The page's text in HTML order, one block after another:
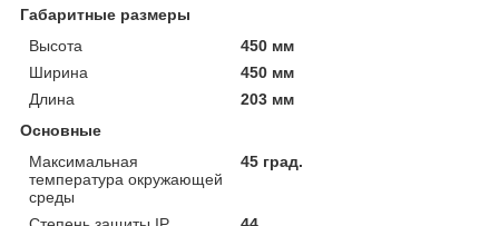
Габаритные размеры
Высота
450 мм
Ширина
450 мм
Длина
203 мм
Основные
Максимальная
температура окружающей
среды
45 град.